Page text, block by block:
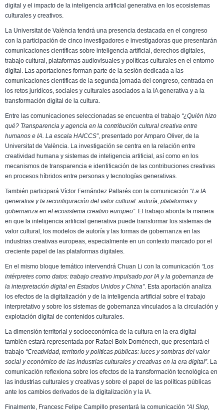
digital y el impacto de la inteligencia artificial generativa en los ecosistemas
culturales y creativos.
La Universitat de València tendrá una presencia destacada en el congreso
con la participación de cinco investigadores e investigadoras que presentarán
comunicaciones científicas sobre inteligencia artificial, derechos digitales,
trabajo cultural, plataformas audiovisuales y políticas culturales en el entorno
digital. Las aportaciones forman parte de la sesión dedicada a las
comunicaciones científicas de la segunda jornada del congreso, centrada en
los retos jurídicos, sociales y culturales asociados a la IA generativa y a la
transformación digital de la cultura.
Entre las comunicaciones seleccionadas se encuentra el trabajo “¿Quién hizo
qué? Transparencia y agencia en la contribución cultural creativa entre
humanos e IA. La escala HAICCS”, presentado por Amparo Oliver, de la
Universitat de València. La investigación se centra en la relación entre
creatividad humana y sistemas de inteligencia artificial, así como en los
mecanismos de transparencia e identificación de las contribuciones creativas
en procesos híbridos entre personas y tecnologías generativas.
También participará Víctor Fernández Pallarés con la comunicación “La IA
generativa y la reconfiguración del valor cultural: autoría, plataformas y
gobernanza en el ecosistema creativo europeo”. El trabajo aborda la manera
en que la inteligencia artificial generativa puede transformar los sistemas de
valor cultural, los modelos de autoría y las formas de gobernanza en las
industrias creativas europeas, especialmente en un contexto marcado por el
creciente papel de las plataformas digitales.
En el mismo bloque temático intervendrá Chuan Li con la comunicación “Los
intérpretes como datos: trabajo creativo impulsado por IA y la gobernanza de
la interpretación digital en Estados Unidos y China”. Esta aportación analiza
los efectos de la digitalización y de la inteligencia artificial sobre el trabajo
interpretativo y sobre los sistemas de gobernanza vinculados a la circulación y
explotación digital de contenidos culturales.
La dimensión territorial y socioeconómica de la cultura en la era digital
también estará representada por Rafael Boix Domènech, que presentará el
trabajo “Creatividad, territorio y políticas públicas: luces y sombras del valor
social y económico de las industrias culturales y creativas en la era digital”. La
comunicación reflexiona sobre los efectos de la transformación tecnológica en
las industrias culturales y creativas y sobre el papel de las políticas públicas
ante los cambios derivados de la digitalización y la IA.
Finalmente, Francesc Felipe Campillo presentará la comunicación “AI Slop,